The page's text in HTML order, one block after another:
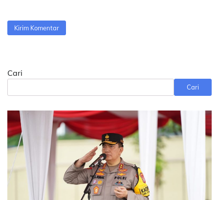
Cari
Cari